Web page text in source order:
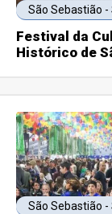
São Sebastião -
Festival da
Histórico de
São Sebastião -